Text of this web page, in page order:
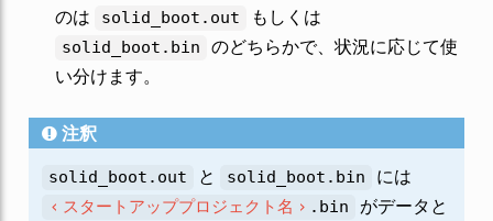
のは
solid_boot.out もしくは
solid_boot.bin
のどちらかで、状況に応じて使
い分けます。
注釈
solid_boot.out と solid_boot.bin には
スタートアッププロジェクト名 .bin
がデータと